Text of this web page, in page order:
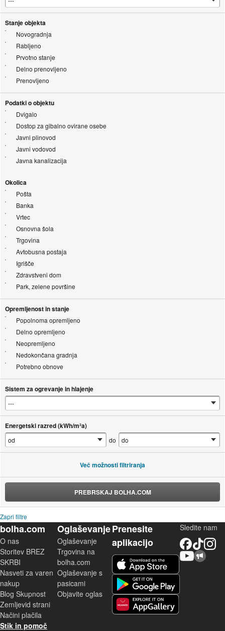
Stanje objekta
Novogradnja
Rabljeno
Prvotno stanje
Delno prenovljeno
Prenovljeno
Podatki o objektu
Dvigalo
Dostop za gibalno ovirane osebe
Javni plinovod
Javni vodovod
Javna kanalizacija
Okolica
Pošta
Banka
Vrtec
Osnovna šola
Trgovina
Avtobusna postaja
Igrišče
Zdravstveni dom
Park, zelene površine
Opremljenost in stanje
Popolnoma opremljeno
Delno opremljeno
Neopremljeno
Nedokončana gradnja
Potrebno obnove
Sistem za ogrevanje in hlajenje
Energetski razred (kWh/m²a)
do
Več možnosti filtriranja
PREBRSKAJ BOLHA.COM
Zapri filtre
bolha.com
O nas
Storitev BREZ
SKRBI
Nasveti za varen
nakup
Blog Skupnost
Zemljevid strani
Načini plačila
Stik in pomoč
Oglaševanje
Oglaševanje
Trgovina na
bolha.com
Oglaševanje s
pasicami
Objavite oglas
Prenesite
aplikacijo
Sledite nam